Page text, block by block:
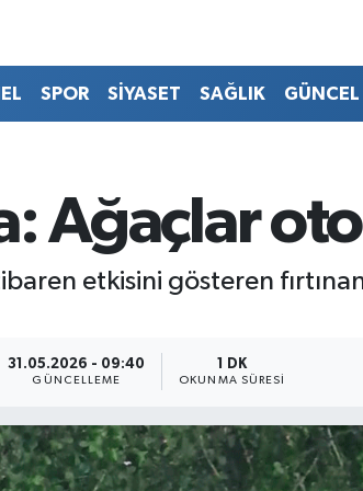
SPOR SİYASET SAĞLIK GÜNCEL
Ağaçlar
etkisini gösteren
31.05.2026 - 09:40
GÜNCELLEME
1 DK
OKUNMA SÜRESI